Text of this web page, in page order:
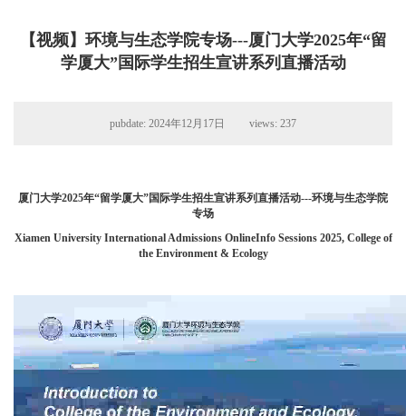
【视频】环境与生态学院专场---厦门大学2025年“留
学厦大”国际学生招生宣讲系列直播活动
pubdate: 2024年12月17日 views: 237
厦门大学2025年“留学厦大”国际学生招生宣讲系列直播活动---环境与生态学院
专场
Xiamen University International Admissions OnlineInfo Sessions 2025, College of
the Environment & Ecology